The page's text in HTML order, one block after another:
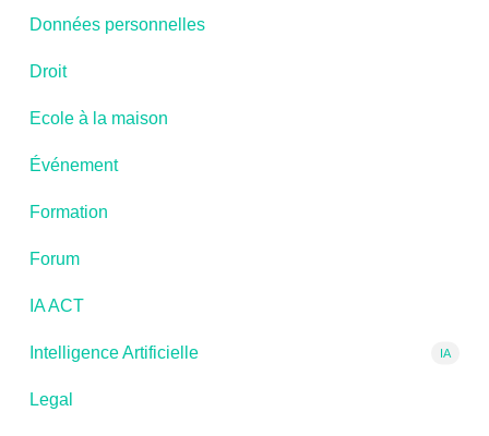
Données personnelles
Droit
Ecole à la maison
Événement
Formation
Forum
IA ACT
Intelligence Artificielle IA
Legal